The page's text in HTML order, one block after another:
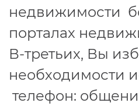
недвижимости
порталах
В-третьих, Вы
необходимости
телефон: